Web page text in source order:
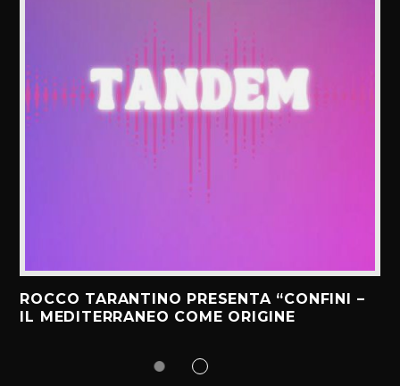
ROCCO TARANTINO PRESENTA “CONFINI –
IL MEDITERRANEO COME ORIGINE